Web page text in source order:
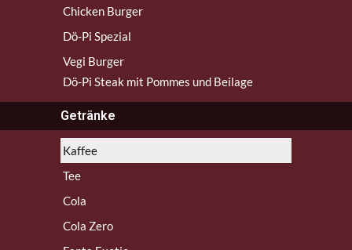
Chicken Burger
Dö-Pi Spezial
Vegi Burger
Dö-Pi Steak mit Pommes und Beilage
Getränke
Kaffee
Tee
Cola
Cola Zero